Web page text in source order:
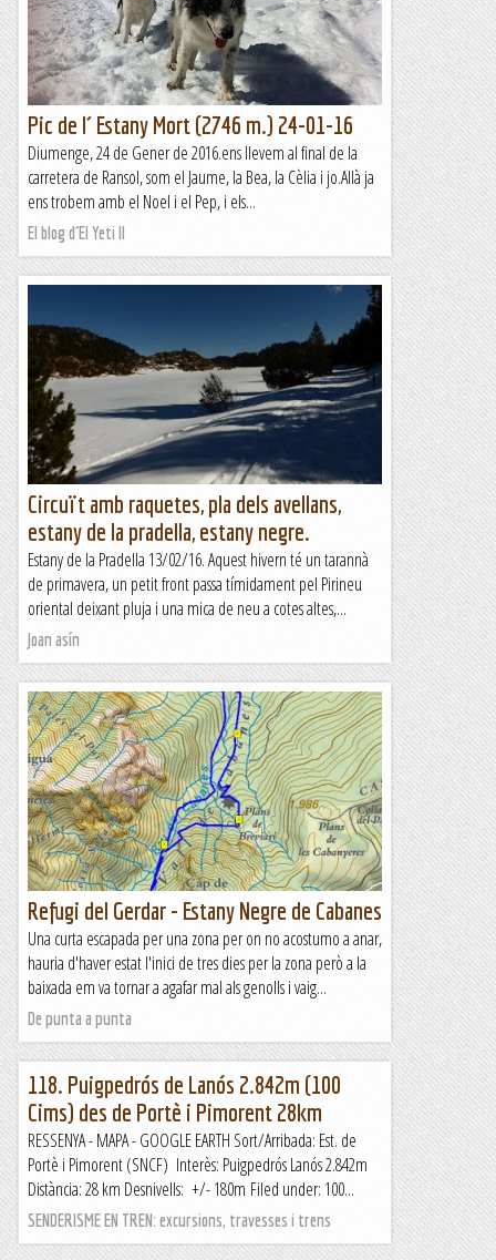
Pic de l´ Estany Mort (2746 m.) 24-01-16
Diumenge, 24 de Gener de 2016.ens llevem al final de la
carretera de Ransol, som el Jaume, la Bea, la Cèlia i jo.Allà ja
ens trobem amb el Noel i el Pep, i els...
El blog d´El Yeti II
Circuït amb raquetes, pla dels avellans,
estany de la pradella, estany negre.
Estany de la Pradella 13/02/16. Aquest hivern té un tarannà
de primavera, un petit front passa tímidament pel Pirineu
oriental deixant pluja i una mica de neu a cotes altes,...
Joan asín
Refugi del Gerdar - Estany Negre de Cabanes
Una curta escapada per una zona per on no acostumo a anar,
hauria d'haver estat l'inici de tres dies per la zona però a la
baixada em va tornar a agafar mal als genolls i vaig...
De punta a punta
118. Puigpedrós de Lanós 2.842m (100
Cims) des de Portè i Pimorent 28km
RESSENYA - MAPA - GOOGLE EARTH Sort/Arribada: Est. de
Portè i Pimorent (SNCF) Interès: Puigpedrós Lanós 2.842m
Distància: 28 km Desnivells: +/- 180m Filed under: 100...
SENDERISME EN TREN: excursions, travesses i trens